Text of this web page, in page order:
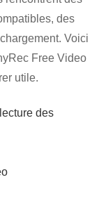
des
Voici
Free Video
utile.
des